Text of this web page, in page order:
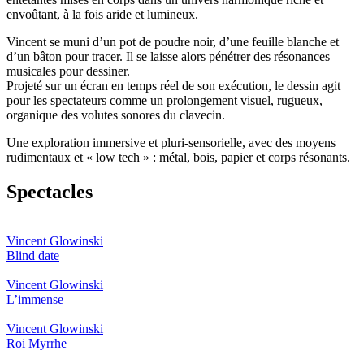
envoûtant, à la fois aride et lumineux.
Vincent se muni d’un pot de poudre noir, d’une feuille blanche et
d’un bâton pour tracer. Il se laisse alors pénétrer des résonances
musicales pour dessiner.
Projeté sur un écran en temps réel de son exécution, le dessin agit
pour les spectateurs comme un prolongement visuel, rugueux,
organique des volutes sonores du clavecin.
Une exploration immersive et pluri-sensorielle, avec des moyens
rudimentaux et « low tech » : métal, bois, papier et corps résonants.
Spectacles
Vincent Glowinski
Blind date
Vincent Glowinski
L’immense
Vincent Glowinski
Roi Myrrhe